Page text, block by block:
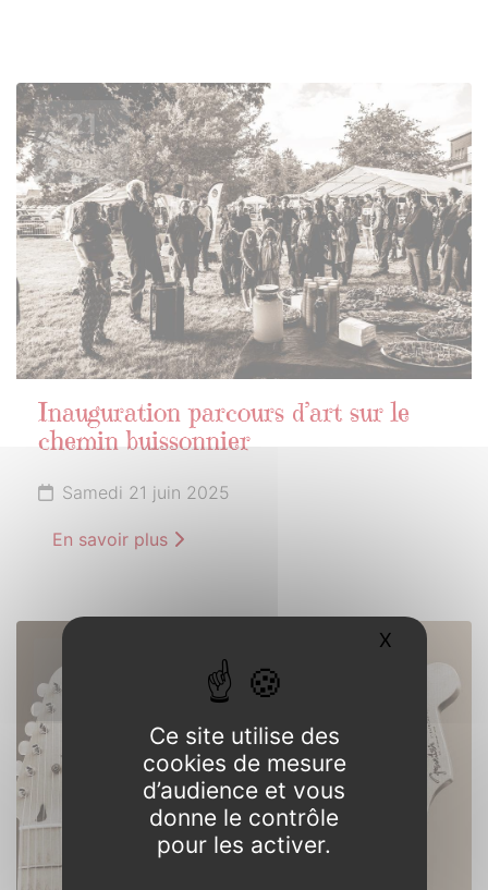
21
JUIN
2025
Inauguration parcours d’art sur le
chemin buissonnier
Samedi 21 juin 2025
En savoir plus
Ce site utilise des
cookies de mesure
d’audience et vous
donne le contrôle
pour les activer.
X Masquer